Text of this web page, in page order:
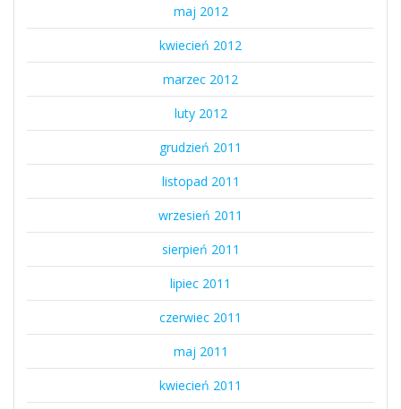
maj 2012
kwiecień 2012
marzec 2012
luty 2012
grudzień 2011
listopad 2011
wrzesień 2011
sierpień 2011
lipiec 2011
czerwiec 2011
maj 2011
kwiecień 2011